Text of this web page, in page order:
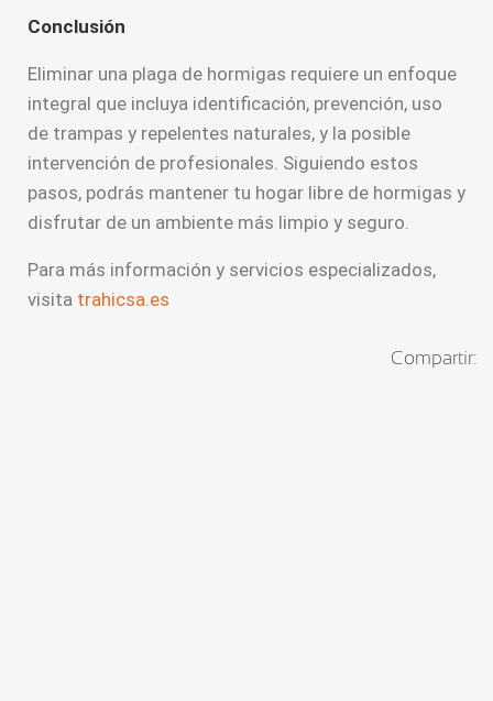
Conclusión
Eliminar una plaga de hormigas requiere un enfoque
integral que incluya identificación, prevención, uso
de trampas y repelentes naturales, y la posible
intervención de profesionales. Siguiendo estos
pasos, podrás mantener tu hogar libre de hormigas y
disfrutar de un ambiente más limpio y seguro.
Para más información y servicios especializados,
visita trahicsa.es
Compartir: